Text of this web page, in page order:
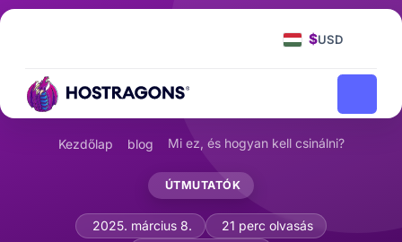
$USD
Kezdőlap blog Mi ez, és hogyan kell csinálni?
ÚTMUTATÓK
Mi az a Domain Registry Lock és
2025. március 8.
21 perc olvasás